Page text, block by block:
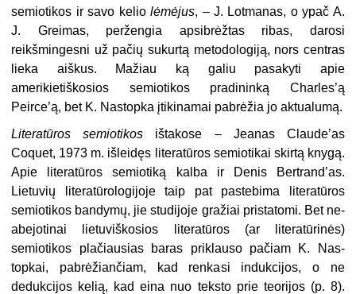
semio­tikos ir savo keliolėmėjus, – J. Lotmanas, o ypač A.
J. Greimas, peržengia apsibrėžtas ribas, darosi
reikšminges­ni už pačių sukurtą metodologiją, nors centras
lieka aiškus. Mažiau ką galiu pasakyti apie
amerikietiškosios semio­tikos pradininką Charles’ą
Peirce’ą, bet K. Nastopka įtikinamai pabrėžia jo aktualumą.
Literatūros semiotikos ištakose – Jeanas Claude’as
Coquet, 1973 m. iš­leidęs literatūros semiotikai skirtą knygą.
Apie literatūros semiotiką kal­ba ir Denis Bertrand’as.
Lietuvių literatūrologijoje taip pat pastebima literatūros
semiotikos bandymų, jie studijoje gražiai pristatomi. Bet ne­
abejotinai lietuviškosios literatūros (ar literatūrinės)
semiotikos plačiau­sias baras priklauso pačiam K. Nas­
topkai, pabrėžiančiam, kad renkasi indukcijos, o ne
dedukcijos kelią, kad eina nuo teksto prie teorijos (p. 8).